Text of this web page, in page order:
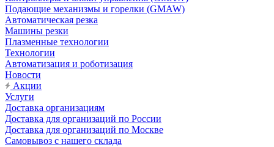
Подающие механизмы и горелки (GMAW)
Автоматическая резка
Машины резки
Плазменные технологии
Технологии
Автоматизация и роботизация
Новости
Акции
Услуги
Доставка организациям
Доставка для организаций по России
Доставка для организаций по Москве
Самовывоз с нашего склада